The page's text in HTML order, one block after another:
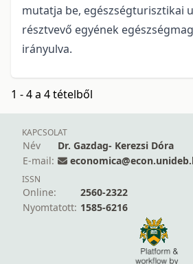
mutatja be, egészségturisztikai
résztvevő egyének
irányulva.
1 - 4 a 4 tételből
KAPCSOLAT
Név
Dr. Gazdag- Kerezsi Dóra
E-mail:
ISSN
Online:
2560-2322
Nyomtatott: 1585-6216